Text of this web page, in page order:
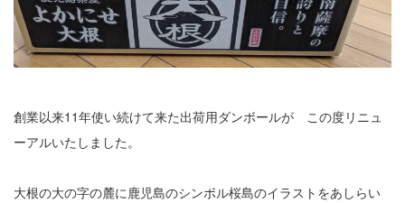
創業以来11年使い続けて来た出荷用ダンボールが この度リニュ
ーアルいたしました。
大根の大の字の麓に鹿児島のシンボル桜島のイラストをあしらい